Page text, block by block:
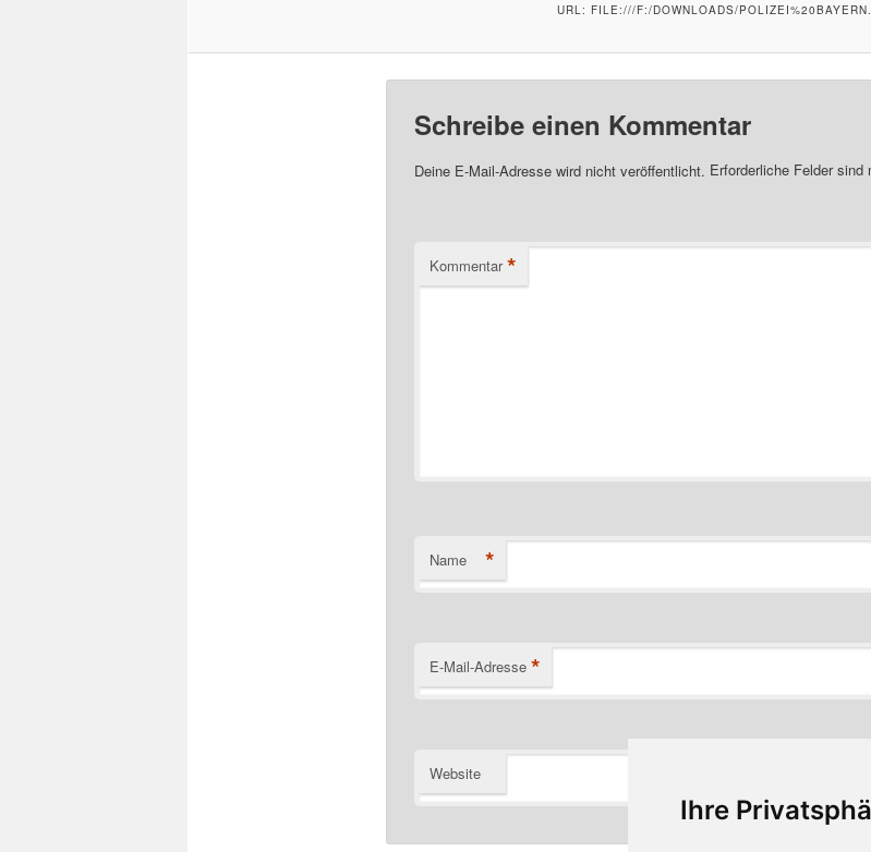
Ihre
URL: FILE:///F:/DOWNLOADS/
Schreibe einen Kommentar
Deine E-Mail-Adresse wird nicht veröffentlicht. Erforderliche Felder sind
Kommentar *
Name *
E-Mail-Adresse *
Website